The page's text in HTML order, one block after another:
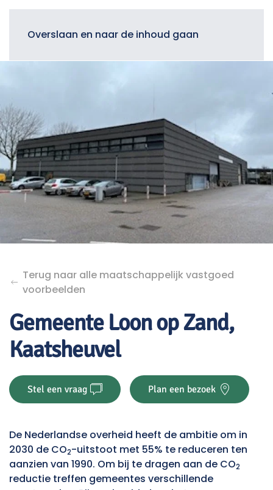
Overslaan en naar de inhoud gaan
Terug naar alle maatschappelijk vastgoed
voorbeelden
Gemeente Loon op Zand,
Kaatsheuvel
Stel een vraag Plan een bezoek
De Nederlandse overheid heeft de ambitie om in
2030 de CO2-uitstoot met 55% te reduceren ten
aanzien van 1990. Om bij te dragen aan de CO2
reductie treffen gemeentes verschillende